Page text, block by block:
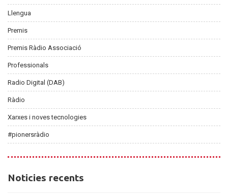
Llengua
Premis
Premis Ràdio Associació
Professionals
Radio Digital (DAB)
Ràdio
Xarxes i noves tecnologies
#pionersràdio
Noticies
Noticies recents